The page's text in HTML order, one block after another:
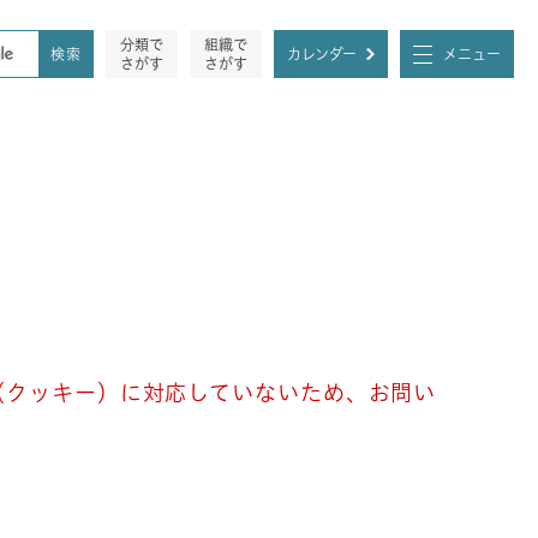
分類で
さがす
組織で
さがす
カレンダー メニュー
ッキー）に対応していないため、お問い